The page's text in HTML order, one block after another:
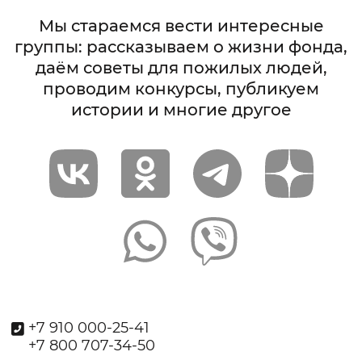
Мы стараемся вести интересные
группы: рассказываем о жизни фонда,
даём советы для пожилых людей,
проводим конкурсы, публикуем
истории и многие другое
+7 910 000-25-41
+7 800 707-34-50